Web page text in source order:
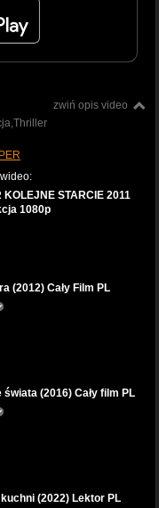
zwiń opis video
KOLEJNE STARCIE 2011
1080p
(2012) Cały Film PL
świata (2016) Cały film PL
kuchni (2022) Lektor PL